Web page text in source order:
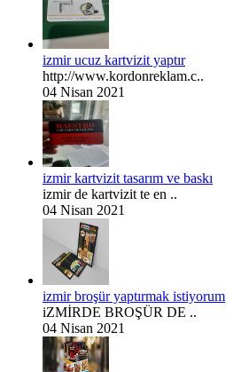
izmir ucuz kartvizit yaptır
http://www.kordonreklam.c..
04 Nisan 2021
izmir kartvizit tasarım ve baskı
izmir de kartvizit te en ..
04 Nisan 2021
izmir broşür yaptırmak istiyorum
iZMİRDE BROŞÜR DE ..
04 Nisan 2021